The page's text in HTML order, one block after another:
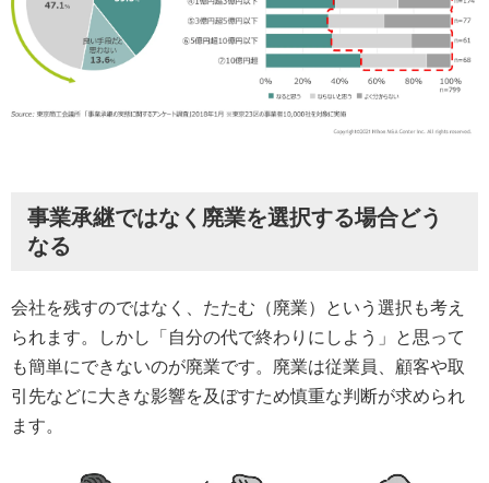
事業承継ではなく廃業を選択する場合どう
なる
会社を残すのではなく、たたむ（廃業）という選択も考え
られます。しかし「自分の代で終わりにしよう」と思って
も簡単にできないのが廃業です。廃業は従業員、顧客や取
引先などに大きな影響を及ぼすため慎重な判断が求められ
ます。